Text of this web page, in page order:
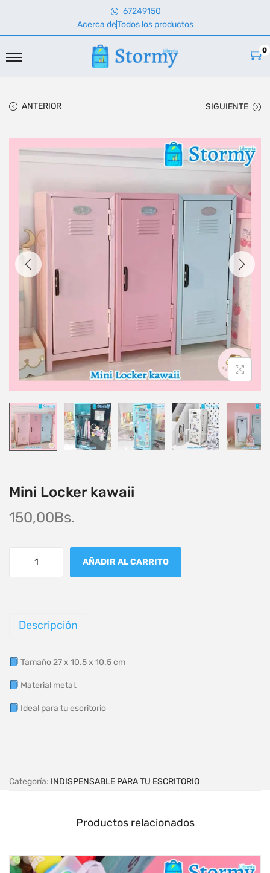
67249150
Acerca deTodos los productos
0
ANTERIOR SIGUIENTE
Mini Locker kawaii
150,00Bs.
AÑADIR AL CARRITO
Descripción
Tamaño 27 x 10.5 x 10.5 cm
Material metal.
Ideal para tu escritorio
Categoría: INDISPENSABLE PARA TU ESCRITORIO
Productos relacionados